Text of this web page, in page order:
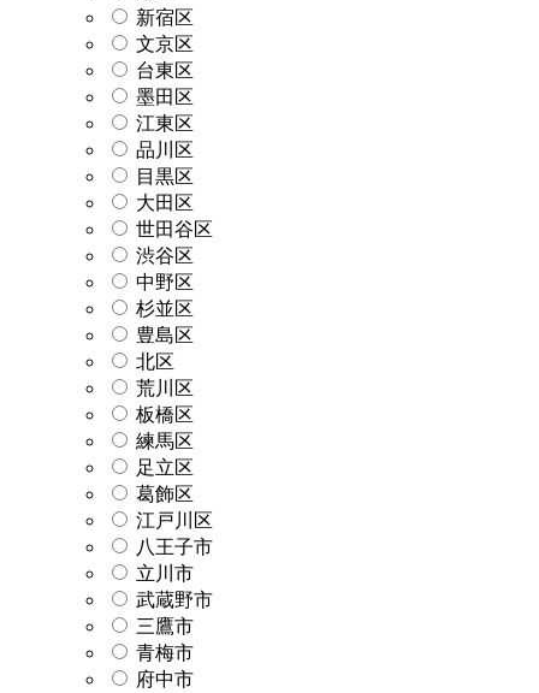
新宿区
文京区
台東区
墨田区
江東区
品川区
目黒区
大田区
世田谷区
渋谷区
中野区
杉並区
豊島区
北区
荒川区
板橋区
練馬区
足立区
葛飾区
江戸川区
八王子市
立川市
武蔵野市
三鷹市
青梅市
府中市